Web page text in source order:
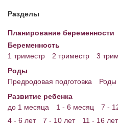
Разделы
Планирование беременности
Беременность
1 триместр
2 триместр
3
Роды
Предродовая подготовка
Роды
Развитие ребенка
до 1 месяца
1 - 6 месяц 7 -
4 - 6 лет
7 - 10 лет
11 - 16 лет